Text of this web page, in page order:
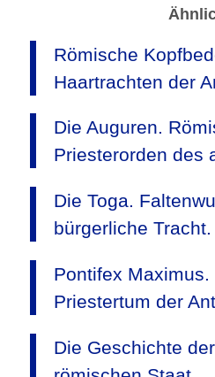
Römische
Haartrachten der
Die Auguren.
Priesterorden des
Die Toga.
bürgerliche Tracht.
Pontifex
Priestertum der
Die Geschichte